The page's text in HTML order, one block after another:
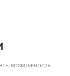
возможность